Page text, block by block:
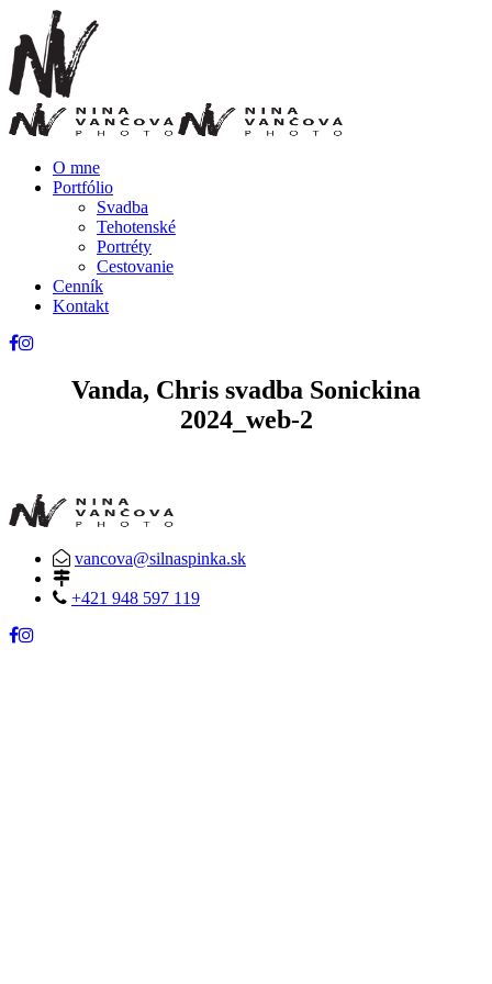
O mne
Portfólio
Svadba
Tehotenské
Portréty
Cestovanie
Cenník
Kontakt
Vanda, Chris svadba Sonickina
2024_web-2
vancova@silnaspinka.sk
+421 948 597 119